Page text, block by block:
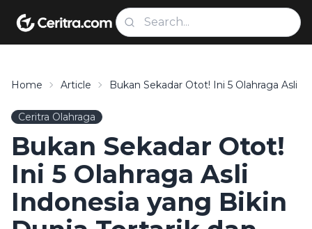
Home Article Bukan Sekadar Otot! Ini 5 Olahraga Asli
Ceritra Olahraga
Bukan Sekadar Otot!
Ini 5 Olahraga Asli
Indonesia yang Bikin